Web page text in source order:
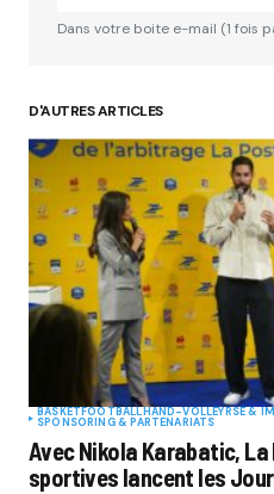
Dans votre boite e-mail (1 fois
D'AUTRES ARTICLES
BASKETFOOTBALLHAND-VOLLEYRSE &
SPONSORING & PARTENARIATS
Avec Nikola Karabatic,
sportives lancent les